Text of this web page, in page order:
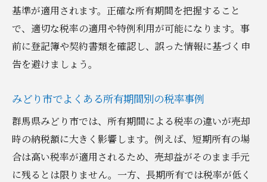
基準が適用されます。正確な所有期間を把握すること
で、適切な税率の適用や特例利用が可能になります。事
前に登記簿や契約書類を確認し、誤った情報に基づく申
告を避けましょう。
みどり市でよくある所有期間別の税率事例
群馬県みどり市では、所有期間による税率の違いが売却
時の納税額に大きく影響します。例えば、短期所有の場
合は高い税率が適用されるため、売却益がそのまま手元
に残るとは限りません。一方、長期所有では税率が低く